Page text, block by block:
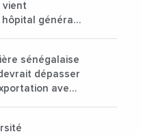
vient
hôpital général
sénégalaise
dépasser
avec